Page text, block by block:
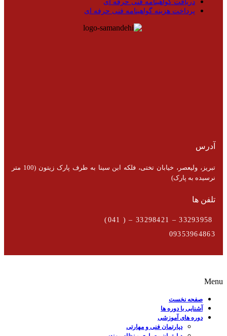
دریافت گواهینامه فنی حرفه ای
پرداخت هزینه گواهینامه فنی حرفه ای
آدرس
تبریز، ولیعصر، خیابان تختی، فلکه ابن سینا به طرف پارک زیتون (100 متر
نرسیده به پارک)
تلفن ها
09353964863
Menu
صفحه نخست
آشنایی با دوره ها
دوره های آموزشی
دپارتمان فنی و مهارتی